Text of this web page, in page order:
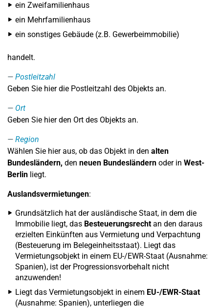
ein Zweifamilienhaus
ein Mehrfamilienhaus
ein sonstiges Gebäude (z.B. Gewerbeimmobilie)
handelt.
Postleitzahl
Geben Sie hier die Postleitzahl des Objekts an.
Ort
Geben Sie hier den Ort des Objekts an.
Region
Wählen Sie hier aus, ob das Objekt in den alten
Bundesländern, den neuen Bundesländern oder in West-
Berlin liegt.
Auslandsvermietungen:
Grundsätzlich hat der ausländische Staat, in dem die
Immobilie liegt, das Besteuerungsrechtan den daraus
erzielten Einkünften aus Vermietung und Verpachtung
(Besteuerung im Belegeinheitsstaat). Liegt das
Vermietungsobjekt in einem EU-/EWR-Staat (Ausnahme:
Spanien), ist der Progressionsvorbehalt nicht
anzuwenden!
Liegt das Vermietungsobjekt in einem EU-/EWR-Staat
(Ausnahme: Spanien), unterliegen die